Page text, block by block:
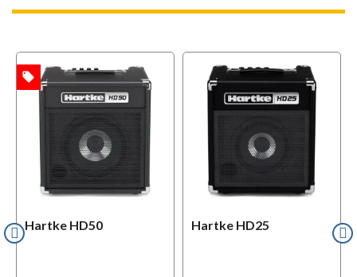
Hartke HD50
local_offer
Hartke HD25